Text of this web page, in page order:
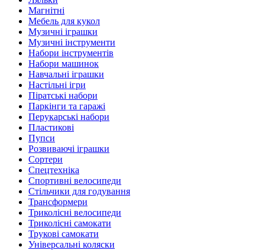
Магнітні
Мебель для кукол
Музичні іграшки
Музичні інструменти
Набори інструментів
Набори машинок
Навчальні іграшки
Настільні ігри
Піратські набори
Паркінги та гаражі
Перукарські набори
Пластикові
Пупси
Розвиваючі іграшки
Сортери
Спецтехніка
Спортивні велосипеди
Стільчики для годування
Трансформери
Триколісні велосипеди
Триколісні самокати
Трукові самокати
Універсальні коляски